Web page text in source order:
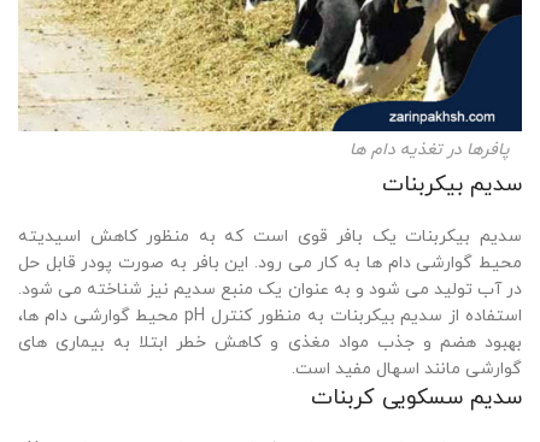
پافرها در تغذیه دام ها
سدیم بیکربنات
سدیم بیکربنات یک بافر قوی است که به منظور کاهش اسیدیته
محیط گوارشی دام ها به کار می رود. این بافر به صورت پودر قابل حل
در آب تولید می شود و به عنوان یک منبع سدیم نیز شناخته می شود.
استفاده از سدیم بیکربنات به منظور کنترل pH محیط گوارشی دام ها،
بهبود هضم و جذب مواد مغذی و کاهش خطر ابتلا به بیماری های
گوارشی مانند اسهال مفید است.
سدیم سسکویی کربنات